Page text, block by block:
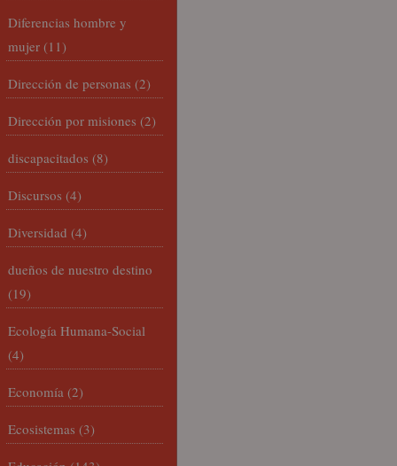
Diferencias hombre y
mujer (11)
Dirección de personas (2)
Dirección por misiones (2)
discapacitados (8)
Discursos (4)
Diversidad (4)
dueños de nuestro destino
(19)
Ecología Humana-Social
(4)
Economía (2)
Ecosistemas (3)